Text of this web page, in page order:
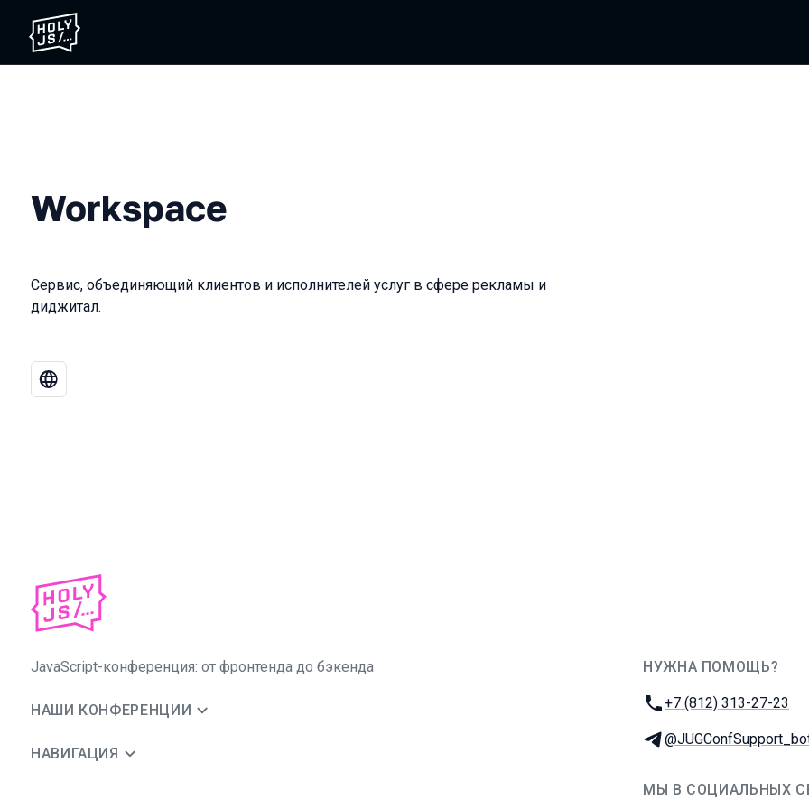
Workspace
Cервис, объединяющий клиентов и исполнителей услуг в сфере рекламы и
диджитал.
JavaScript-конференция: от фронтенда до бэкенда
НАШИ КОНФЕРЕНЦИИ
НАВИГАЦИЯ
НУЖНА ПОМОЩЬ?
Телефон:
+7 (812) 313-27-23
Телеграм:
МЫ В СОЦИАЛЬНЫХ